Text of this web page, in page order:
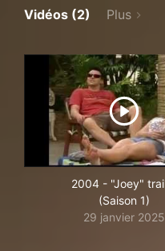
Vidéos (2) Plus
2004 - "Joey"
(Saison 1)
29 janvier 2025